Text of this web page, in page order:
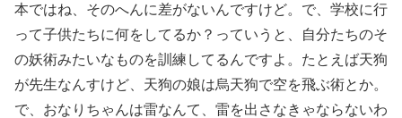
本ではね、そのへんに差がないんですけど。で、学校に行
って子供たちに何をしてるか？っていうと、自分たちのそ
の妖術みたいなものを訓練してるんですよ。たとえば天狗
が先生なんすけど、天狗の娘は烏天狗で空を飛ぶ術とか。
で、おなりちゃんは雷なんて、雷を出さなきゃならないわ